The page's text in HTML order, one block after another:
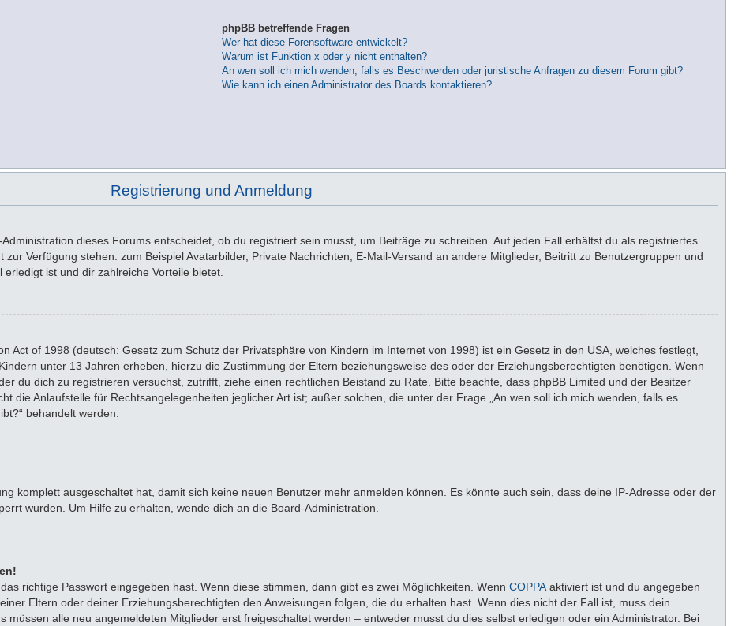
phpBB betreffende Fragen
Wer hat diese Forensoftware entwickelt?
Warum ist Funktion x oder y nicht enthalten?
An wen soll ich mich wenden, falls es Beschwerden oder juristische Anfragen zu diesem Forum gibt?
Wie kann ich einen Administrator des Boards kontaktieren?
Registrierung und Anmeldung
dieses Forums entscheidet, ob du registriert sein musst, um Beiträge zu schreiben. Auf jeden Fall erhältst du als registriertes
Verfügung stehen: zum Beispiel Avatarbilder, Private Nachrichten, E-Mail-Versand an andere Mitglieder, Beitritt zu Benutzergruppen und
ist und dir zahlreiche Vorteile bietet.
Act of 1998 (deutsch: Gesetz zum Schutz der Privatsphäre von Kindern im Internet von 1998) ist ein Gesetz in den USA, welches festlegt,
unter 13 Jahren erheben, hierzu die Zustimmung der Eltern beziehungsweise des oder der Erziehungsberechtigten benötigen. Wenn
du dich zu registrieren versuchst, zutrifft, ziehe einen rechtlichen Beistand zu Rate. Bitte beachte, dass phpBB Limited und der Besitzer
die Anlaufstelle für Rechtsangelegenheiten jeglicher Art ist; außer solchen, die unter der Frage „An wen soll ich mich wenden, falls es
behandelt werden.
komplett ausgeschaltet hat, damit sich keine neuen Benutzer mehr anmelden können. Es könnte auch sein, dass deine IP-Adresse oder der
wurden. Um Hilfe zu erhalten, wende dich an die Board-Administration.
richtige Passwort eingegeben hast. Wenn diese stimmen, dann gibt es zwei Möglichkeiten. Wenn COPPA aktiviert ist und du angegeben
Eltern oder deiner Erziehungsberechtigten den Anweisungen folgen, die du erhalten hast. Wenn dies nicht der Fall ist, muss dein
müssen alle neu angemeldeten Mitglieder erst freigeschaltet werden – entweder musst du dies selbst erledigen oder ein Administrator. Bei